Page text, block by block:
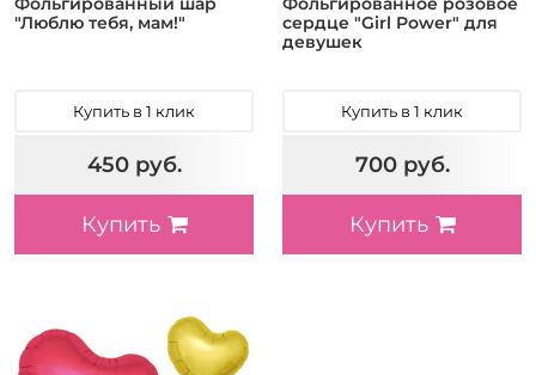
"Люблю тебя, мам!"
Купить в 1 клик
450 руб.
Купить
сердце "Girl Power" для
девушек
Купить в 1 клик
700 руб.
Купить